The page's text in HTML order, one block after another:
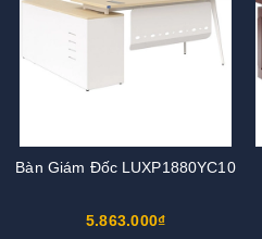
Bàn Giám Đốc LUXP1880YC10
5.863.000₫